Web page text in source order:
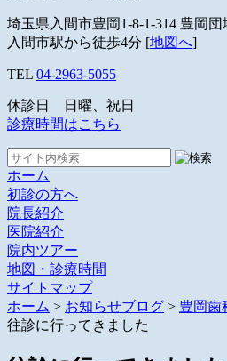
埼玉県入間市豊岡1-8-1-314 豊岡
入間市駅から徒歩4分 [地図へ]
TEL 04-2963-5055
休診日 日曜、祝日
診療時間はこちら
ホーム
初診の方へ
院長紹介
医院紹介
院内ツアー
地図・診療時間
サイトマップ
ホーム > お知らせブログ > 豊岡歯
往診に行ってきました